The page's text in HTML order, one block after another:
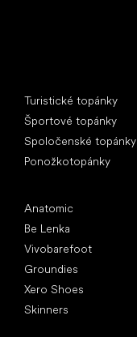
Turistické topánky
Športové topánky
Spoločenské topánky
Ponožkotopánky
Anatomic
Be Lenka
Vivobarefoot
Groundies
Xero Shoes
Skinners